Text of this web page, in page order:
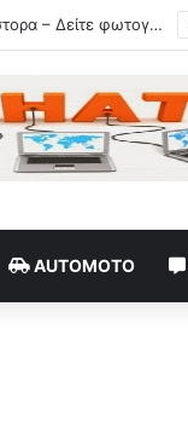
Έρευνα για το ελικόπτερο του Τραμπ που βρέθηκε σε απόσταση αναπνοής από επιβατικό αεροπλάνο
AUTOMOTO